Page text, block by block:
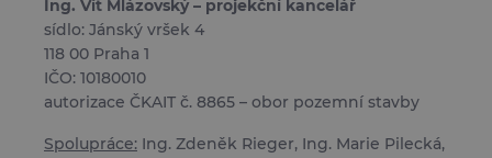
Ing. Vít Mlázovský – projekční kancelář
sídlo: Jánský vršek 4
118 00 Praha 1
IČO: 10180010
autorizace ČKAIT č. 8865 – obor pozemní stavby
Spolupráce: Ing. Zdeněk Rieger, Ing. Marie Pilecká,